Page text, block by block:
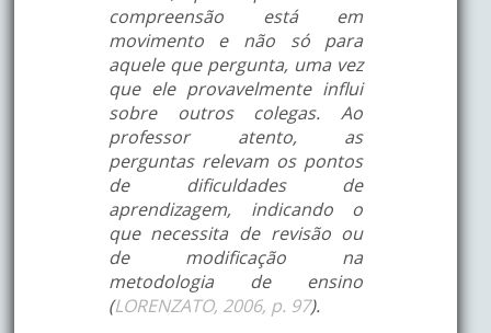
compreensão está em
movimento e não só para
aquele que pergunta, uma vez
que ele provavelmente influi
sobre outros colegas. Ao
professor atento, as
perguntas relevam os pontos
de dificuldades de
aprendizagem, indicando o
que necessita de revisão ou
de modificação na
metodologia de ensino
(LORENZATO, 2006, p. 97).